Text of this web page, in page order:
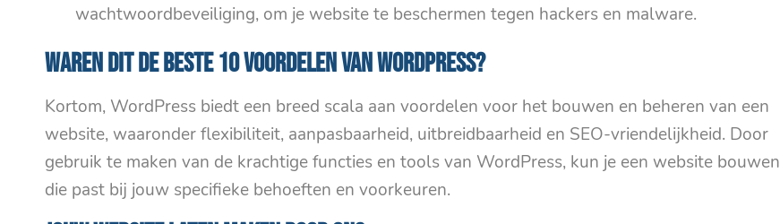
wachtwoordbeveiliging, om je website te beschermen tegen hackers en malware.
Waren dit de beste 10 voordelen van WordPress?
Kortom, WordPress biedt een breed scala aan voordelen voor het bouwen en beheren van een
website, waaronder flexibiliteit, aanpasbaarheid, uitbreidbaarheid en SEO-vriendelijkheid. Door
gebruik te maken van de krachtige functies en tools van WordPress, kun je een website bouwen
die past bij jouw specifieke behoeften en voorkeuren.